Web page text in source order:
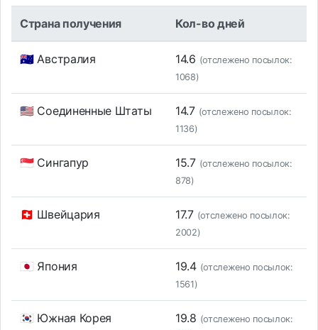
Страна получения Кол-во дней
🇦🇺 Австралия 14.6 (отслежено посылок:
1068)
🇺🇸 Соединенные Штаты 14.7 (отслежено посылок:
1136)
🇸🇬 Сингапур 15.7 (отслежено посылок:
878)
🇨🇭 Швейцария 17.7 (отслежено посылок:
2002)
🇯🇵 Япония 19.4 (отслежено посылок:
1561)
🇰🇷 Южная Корея 19.8 (отслежено посылок: